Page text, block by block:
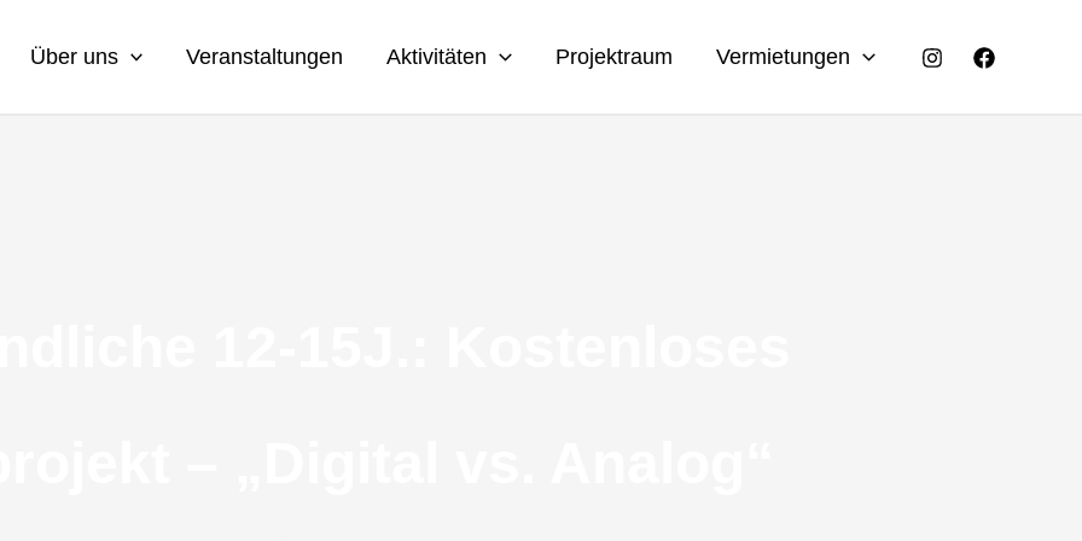
Über uns Veranstaltungen Aktivitäten Projektraum Vermietungen